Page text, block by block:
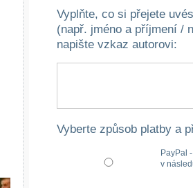
Vyplňte, co si přejete
(např. jméno a příjmení /
napište vzkaz autorovi:
Vyberte způsob platby a
PayPal
v